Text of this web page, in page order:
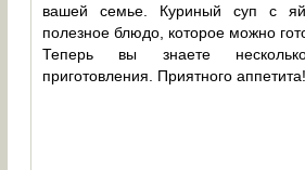
вашей семье. Куриный суп с
полезное блюдо, которое можно
Теперь вы знаете
приготовления. Приятного аппетита!